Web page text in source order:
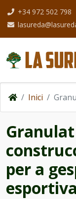
+34 972 502 798
Inici
per a
esportiva